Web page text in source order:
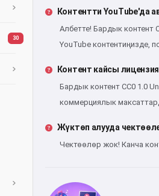
30
Контентти YouTube'да
Албетте! Бардык контент
YouTube контентиңизде,
Контент кайсы
Бардык контент CC0 1.0
коммерциялык
Жүктөп алууда
Чектөөлөр жок! Канча